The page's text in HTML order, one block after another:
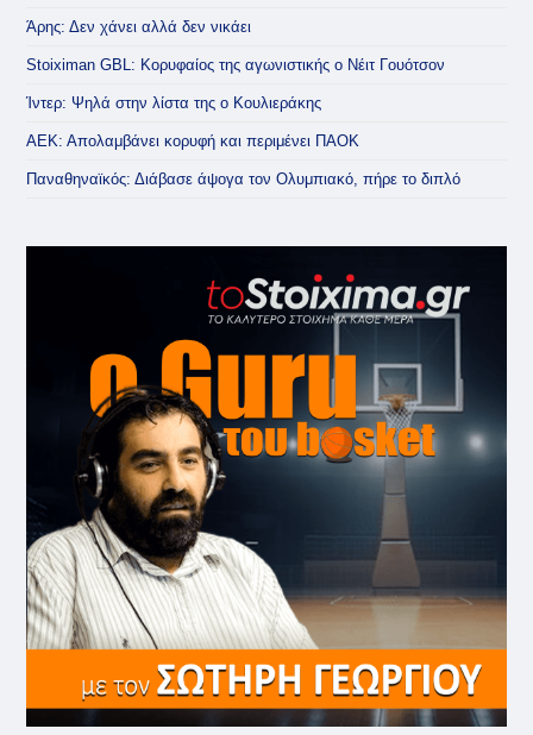
Άρης: Δεν χάνει αλλά δεν νικάει
Stoiximan GBL: Κορυφαίος της αγωνιστικής ο Νέιτ Γουότσον
Ίντερ: Ψηλά στην λίστα της ο Κουλιεράκης
ΑΕΚ: Απολαμβάνει κορυφή και περιμένει ΠΑΟΚ
Παναθηναϊκός: Διάβασε άψογα τον Ολυμπιακό, πήρε το διπλό